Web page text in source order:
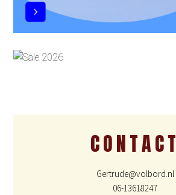
CONTACT
Gertrude@volbord.nl
06-13618247